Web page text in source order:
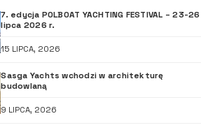
7. edycja POLBOAT YACHTING FESTIVAL – 23-26
lipca 2026 r.
15 LIPCA, 2026
Sasga Yachts wchodzi w architekturę
budowlaną
9 LIPCA, 2026